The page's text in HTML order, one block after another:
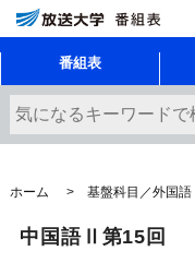
番組表
ホーム
基盤科目／外国語
中国語Ⅱ第15回